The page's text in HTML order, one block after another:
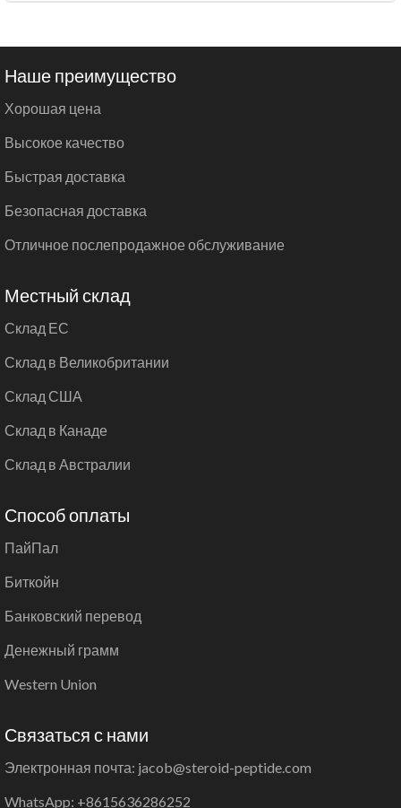
Наше преимущество
Хорошая цена
Высокое качество
Быстрая доставка
Безопасная доставка
Отличное послепродажное обслуживание
Местный склад
Склад ЕС
Склад в Великобритании
Склад США
Склад в Канаде
Склад в Австралии
Способ оплаты
ПайПал
Биткойн
Банковский перевод
Денежный грамм
Western Union
Связаться с нами
Электронная почта: jacob@steroid-peptide.com
WhatsApp: +8615636286252